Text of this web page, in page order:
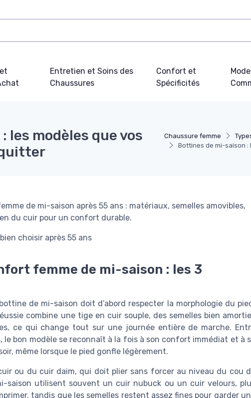
Entretien et Soins des
Chaussures
Confort et
Spécificités
Chaussure femme
Bottines de mi-saison
les modèles que vos
de mi-saison après 55 ans : matériaux, semelles amovibles,
du cuir pour un confort durable.
choisir après 55 ans
femme de mi-saison : les 3
de mi-saison doit d’abord respecter la morphologie du
combine une tige en cuir souple, des semelles bien
ce qui change tout sur une journée entière de marche.
bon modèle se reconnaît à la fois à son confort immédiat et à
même lorsque le pied gonfle légèrement.
ou du cuir daim, qui doit plier sans forcer au niveau du cou
saison utilisent souvent un cuir nubuck ou un cuir velours,
tandis que les semelles restent assez fines pour garder